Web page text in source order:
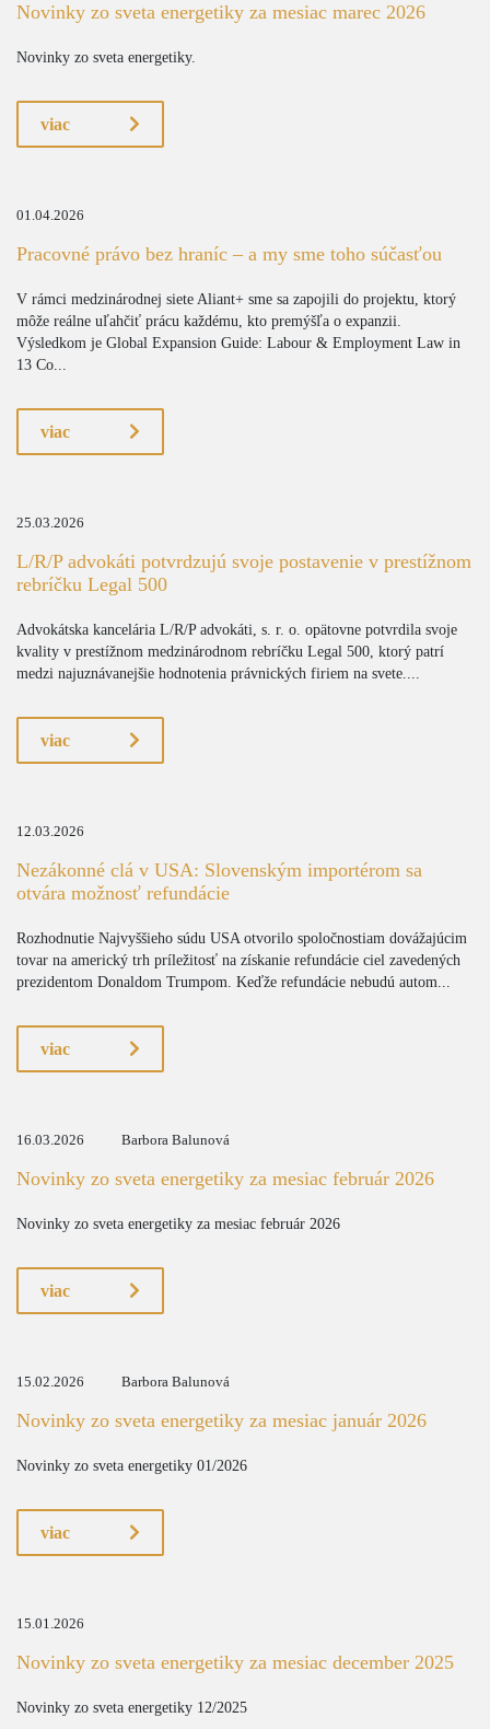
Novinky zo sveta energetiky za mesiac marec 2026
Novinky zo sveta energetiky.
viac
01.04.2026
Pracovné právo bez hraníc – a my sme toho súčasťou
V rámci medzinárodnej siete Aliant+ sme sa zapojili do projektu, ktorý
môže reálne uľahčiť prácu každému, kto premýšľa o expanzii.
Výsledkom je Global Expansion Guide: Labour & Employment Law in
13 Co...
viac
25.03.2026
L/R/P advokáti potvrdzujú svoje postavenie v prestížnom
rebríčku Legal 500
Advokátska kancelária L/R/P advokáti, s. r. o. opätovne potvrdila svoje
kvality v prestížnom medzinárodnom rebríčku Legal 500, ktorý patrí
medzi najuznávanejšie hodnotenia právnických firiem na svete....
viac
12.03.2026
Nezákonné clá v USA: Slovenským importérom sa
otvára možnosť refundácie
Rozhodnutie Najvyššieho súdu USA otvorilo spoločnostiam dovážajúcim
tovar na americký trh príležitosť na získanie refundácie ciel zavedených
prezidentom Donaldom Trumpom. Keďže refundácie nebudú autom...
viac
16.03.2026 Barbora Balunová
Novinky zo sveta energetiky za mesiac február 2026
Novinky zo sveta energetiky za mesiac február 2026
viac
15.02.2026 Barbora Balunová
Novinky zo sveta energetiky za mesiac január 2026
Novinky zo sveta energetiky 01/2026
viac
15.01.2026
Novinky zo sveta energetiky za mesiac december 2025
Novinky zo sveta energetiky 12/2025